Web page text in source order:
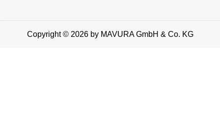
Copyright © 2026 by MAVURA GmbH & Co. KG